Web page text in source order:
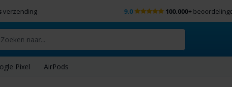
verzending 9.0 100.000+
Pixel AirPods